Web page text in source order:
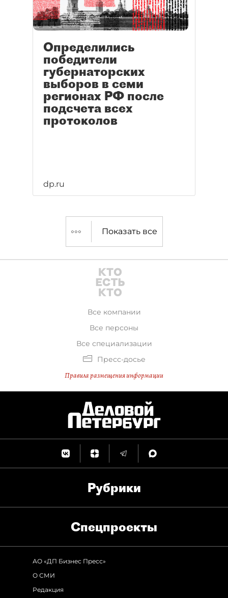
Определились
победители
губернаторских
выборов в семи
регионах РФ после
подсчета всех
протоколов
dp.ru
Показать все
Все компании
Все персоны
Все специализации
Пресс-досье
Правила размещения информации
Рубрики
Спец­проекты
АО «ДП Бизнес Пресс»
О СМИ
Редакция